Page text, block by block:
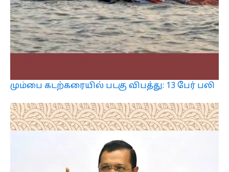
மும்பை கடற்கரையில் படகு விபத்து: 13 பேர் பலி